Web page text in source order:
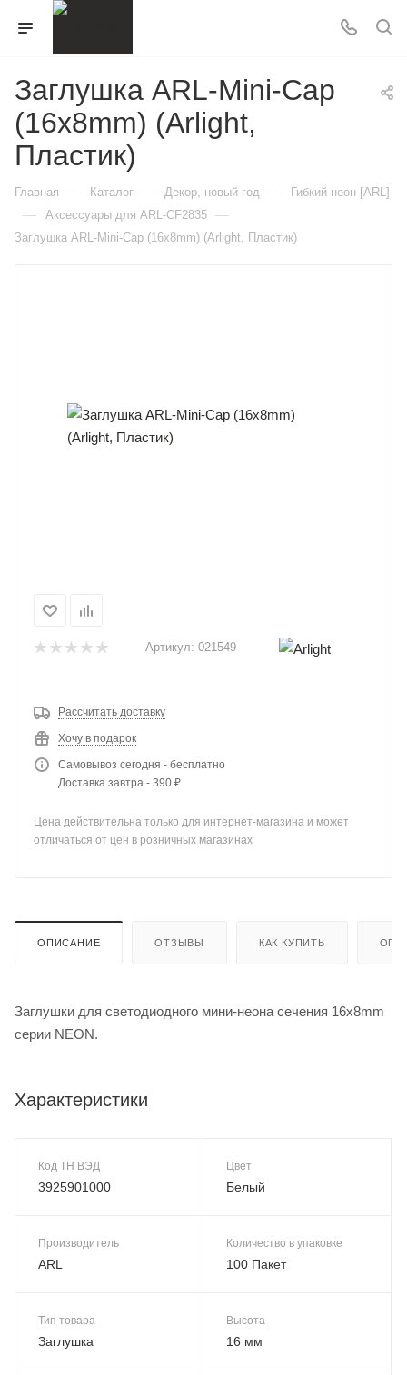
Заглушка ARL-Mini-Cap
(16x8mm) (Arlight,
Пластик)
Главная — Каталог — Декор, новый год — Гибкий неон [ARL]
— Аксессуары для ARL-CF2835 —
Заглушка ARL-Mini-Cap (16x8mm) (Arlight, Пластик)
Артикул: 021549
Рассчитать доставку
Хочу в подарок
Самовывоз сегодня - бесплатно
Доставка завтра - 390 ₽
Цена действительна только для интернет-магазина и может
отличаться от цен в розничных магазинах
ОПИСАНИЕ ОТЗЫВЫ КАК КУПИТЬ
Заглушки для светодиодного мини-неона сечения 16x8mm
серии NEON.
Характеристики
Код ТН ВЭД
3925901000
Цвет
Белый
Производитель
ARL
Количество в упаковке
100 Пакет
Тип товара
Заглушка
Высота
16 мм